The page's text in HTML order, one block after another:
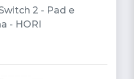
2 - Pad e
- HORI